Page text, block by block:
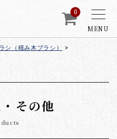
MENU
0
シ（積み木ブラシ）
>
その他